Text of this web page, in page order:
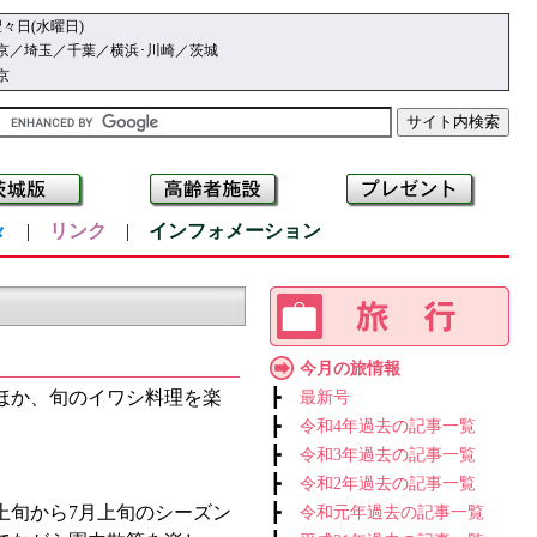
日(水曜日)
／埼玉／千葉／横浜･川崎／茨城
| リンク | インフォメーション
、旬のイワシ料理を楽
から7月上旬のシーズン
今月の旅情報
┣ 最新号
┣ 令和4年過去の記事一覧
┣ 令和3年過去の記事一覧
┣ 令和2年過去の記事一覧
┣ 令和元年過去の記事一覧